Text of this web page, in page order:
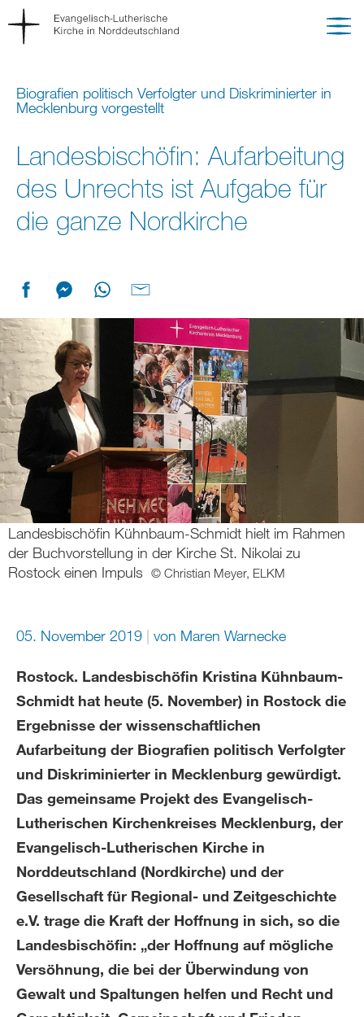
Biografien politisch Verfolgter und Diskriminierter in
Mecklenburg vorgestellt
Landesbischöfin: Aufarbeitung
des Unrechts ist Aufgabe für
die ganze Nordkirche
Landesbischöfin Kühnbaum-Schmidt hielt im Rahmen
der Buchvorstellung in der Kirche St. Nikolai zu
Rostock einen Impuls
© Christian Meyer, ELKM
05. November 2019 von Maren Warnecke
Rostock. Landesbischöfin Kristina Kühnbaum-
Schmidt hat heute (5. November) in Rostock die
Ergebnisse der wissenschaftlichen
Aufarbeitung der Biografien politisch Verfolgter
und Diskriminierter in Mecklenburg gewürdigt.
Das gemeinsame Projekt des Evangelisch-
Lutherischen Kirchenkreises Mecklenburg, der
Evangelisch-Lutherischen Kirche in
Norddeutschland (Nordkirche) und der
Gesellschaft für Regional- und Zeitgeschichte
e.V. trage die Kraft der Hoffnung in sich, so die
Landesbischöfin: „der Hoffnung auf mögliche
Versöhnung, die bei der Überwindung von
Gewalt und Spaltungen helfen und Recht und